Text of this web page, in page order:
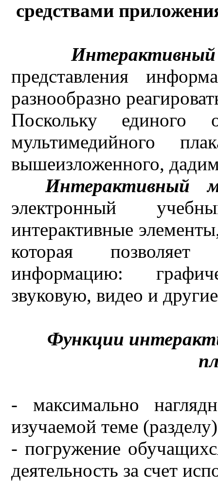
средствами
представления
разнообразно
Поскольку единого
мультимедийного
вышеизложенного,
Интерактивный
электронный
интерактивные
которая позволяет
информацию:
звуковую, видео и
Функции
- максимально
изучаемой теме
- погружение
деятельность за счет